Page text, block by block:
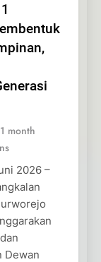
1 month
2026 –
Dewan